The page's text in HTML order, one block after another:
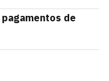
de